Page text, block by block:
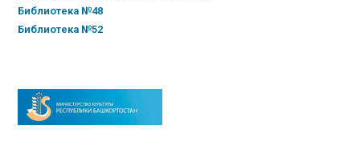
Библиотека №48
Библиотека №52